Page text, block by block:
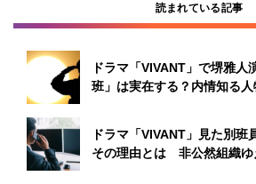
読まれている記事
ドラマ「VIVANT」で堺雅人
班」は実在する？内情知る
ドラマ「VIVANT」見た別班
その理由とは 非公然組織ゆ